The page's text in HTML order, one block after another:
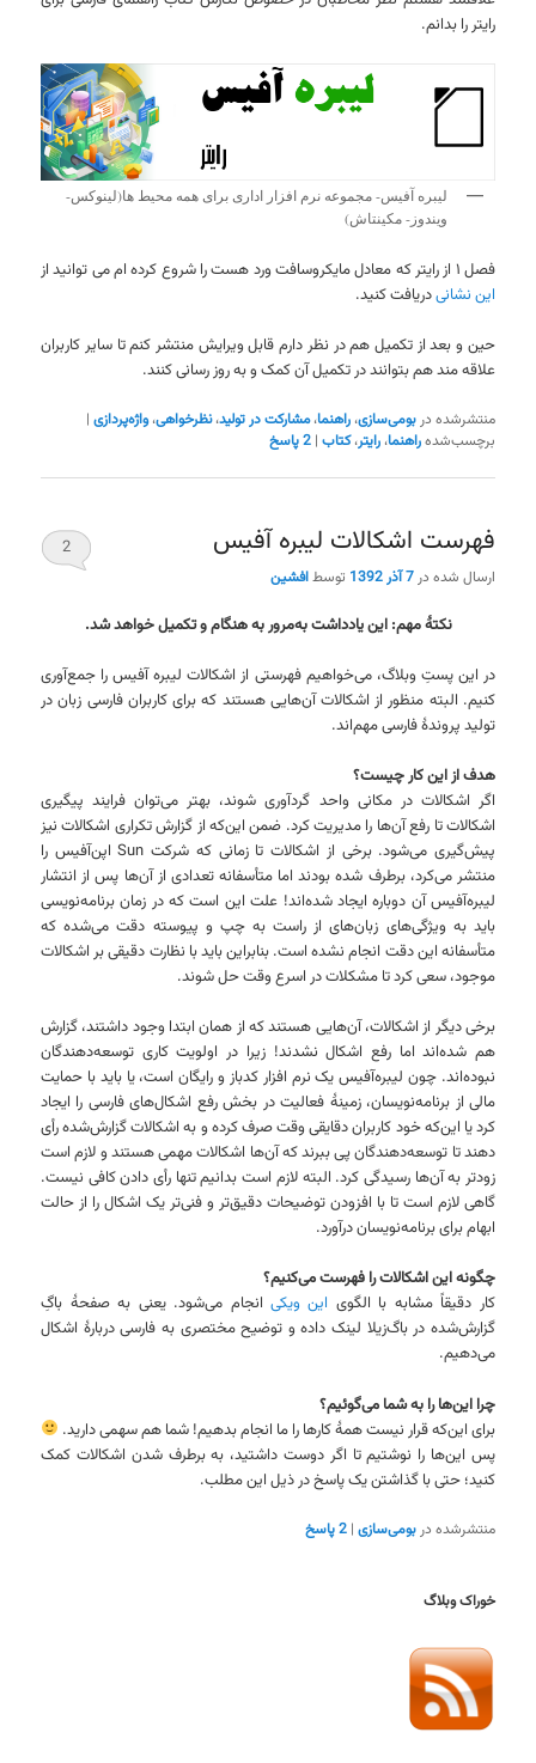
رایتر را بدانم.
لیبره آفیس- مجموعه نرم افزار اداری برای همه محیط ها(لینوکس-
ویندوز- مکینتاش)
فصل ۱ از رایتر که معادل مایکروسافت ورد هست را شروع کرده ام می توانید از
این نشانیدریافت کنید.
حین و بعد از تکمیل هم در نظر دارم قابل ویرایش منتشر کنم تا سایر کاربران
علاقه مند هم بتوانند در تکمیل آن کمک و به روز رسانی کنند.
منتشرشده در بومی‌سازی،راهنما،مشارکت در تولید،نظرخواهی،واژه‌پردازی |
برچسب‌شدهراهنما،رایتر،کتاب |
2پاسخ
فهرست اشکالات لیبره آفیس
ارسال شده در7 آذر 1392 توسطافشین
2
نکتهٔ مهم: این یاد‌داشت به‌مرور به هنگام و تکمیل خواهد شد.
در این پستِ وبلاگ، می‌خواهیم فهرستی از اشکالات لیبره آفیس را جمع‌آوری
کنیم. البته منظور از اشکالات آن‌هایی هستند که برای کاربران فارسی زبان در
تولید پروندۀ فارسی مهم‌اند.
هدف از این کار چیست؟
اگر اشکالات در مکانی واحد گردآوری شوند، بهتر می‌توان فرایند پیگیری
اشکالات تا رفع آن‌ها را مدیریت کرد. ضمن این‌که از گزارش تکراری اشکالات نیز
پیش‌گیری می‌شود. برخی از اشکالات تا زمانی که شرکت Sun اپن‌آفیس را
منتشر می‌کرد، برطرف شده بودند اما متأسفانه تعدادی از آن‌ها پس از انتشار
لیبره‌آفیس آن دوباره ایجاد شده‌اند! علت این است که در زمان برنامه‌نویسی
باید به ویژگی‌های زبان‌های از راست به چپ و پیوسته دقت می‌شده که
متأسفانه این دقت انجام نشده است. بنابراین باید با نظارت دقیقی بر اشکالات
موجود، سعی کرد تا مشکلات در اسرع وقت حل شوند.
برخی دیگر از اشکالات، آن‌هایی هستند که از همان ابتدا وجود داشتند، گزارش
هم شده‌اند اما رفع اشکال نشدند! زیرا در اولویت کاری توسعه‌دهندگان
نبوده‌اند. چون لیبره‌آفیس یک نرم افزار کدباز و رایگان است، یا باید با حمایت
مالی از برنامه‌نویسان، زمینۀ فعالیت در بخش رفع اشکال‌های فارسی را ایجاد
کرد یا این‌که خود کاربران دقایقی وقت صرف کرده و به اشکالات گزارش‌شده رأی
دهند تا توسعه‌دهندگان پی ببرند که آن‌ها اشکالات مهمی هستند و لازم است
زودتر به آن‌ها رسیدگی کرد. البته لازم است بدانیم تنها رأی دادن کافی نیست.
گاهی لازم است تا با افزودن توضیحات دقیق‌تر و فنی‌تر یک اشکال را از حالت
ابهام برای برنامه‌نویسان درآورد.
چگونه این اشکالات را فهرست می‌کنیم؟
کار دقیقاً مشابه با الگوی این ویکی انجام می‌شود. یعنی به صفحۀ باگِ
گزارش‌شده در باگ‌زیلا لینک داده و توضیح مختصری به فارسی دربارهٔ اشکال
می‌دهیم.
چرا این‌ها را به شما می‌گوئیم؟
برای این‌که قرار نیست همهٔ کارها را ما انجام بدهیم! شما هم سهمی دارید.
پس این‌ها را نوشتیم تا اگر دوست داشتید، به برطرف شدن اشکالات کمک
کنید؛ حتی با گذاشتن یک پاسخ در ذیل این مطلب.
منتشرشده در بومی‌سازی |
2پاسخ
خوراک وبلاگ